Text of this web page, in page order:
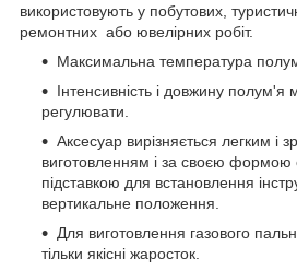
використовують у побутових,
ремонтних або ювелірних робіт.
Максимальна температура
Інтенсивність і довжину полум'я
регулювати.
Аксесуар вирізняється легким і
виготовленням і за своєю формою
підставкою для встановлення
вертикальне положення.
Для виготовлення газового
тільки якісні жаросток.